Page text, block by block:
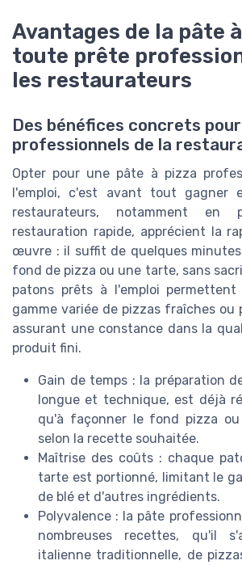
Avantages de la pâte
toute prête
les restaurateurs
Des bénéfices concrets
professionnels de la
Opter pour une pâte à pizza
l'emploi, c'est avant tout gagner
restaurateurs, notamment en
restauration rapide, apprécient la
œuvre : il suffit de quelques
fond de pizza ou une tarte, sans
patons prêts à l'emploi permettent
gamme variée de pizzas fraîches
assurant une constance dans la
produit fini.
Gain de temps : la préparation
longue et technique, est déjà
qu'à façonner le fond pizza
selon la recette souhaitée.
Maîtrise des coûts : chaque
tarte est portionné, limitant le
de blé et d'autres ingrédients.
Polyvalence : la pâte
nombreuses recettes, qu'il
italienne traditionnelle, de